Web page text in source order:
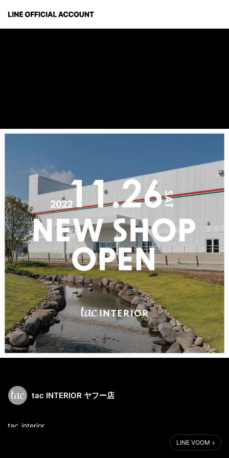
tac INTERIOR ヤフー店
tac_interior_
【やながわマルシェ展示・体験スペースのご紹介😘】
LINE VOOM